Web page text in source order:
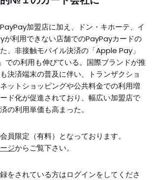
加盟店に加え、ドン・キホーテ、イ
が利用できない店舗でのPayPayカードの
、非接触モバイル決済の「Apple Pay」
の利用も伸びている。国際ブランドが推
決済端末の普及に伴い、トランザクショ
ットショッピングや公共料金での利用増
ド化が促進されており、幅広い加盟店で
の利用単価も高まった。
員限定（有料）となっております。
ジからご覧下さい。
をされている方はログインをしてくださ